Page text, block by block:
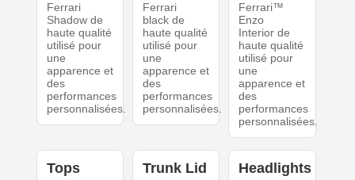
Ferrari
Shadow de
haute qualité
utilisé pour
une
apparence et
des
performances
personnalisées.
Ferrari
black de
haute qualité
utilisé pour
une
apparence et
des
performances
personnalisées.
Ferrari™
Enzo
Interior de
haute qualité
utilisé pour
une
apparence et
des
performances
personnalisées.
Tops Trunk Lid Headlights